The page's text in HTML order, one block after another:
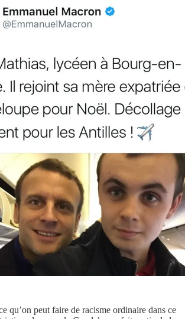
qu’on peut faire de racisme ordinaire dans ce